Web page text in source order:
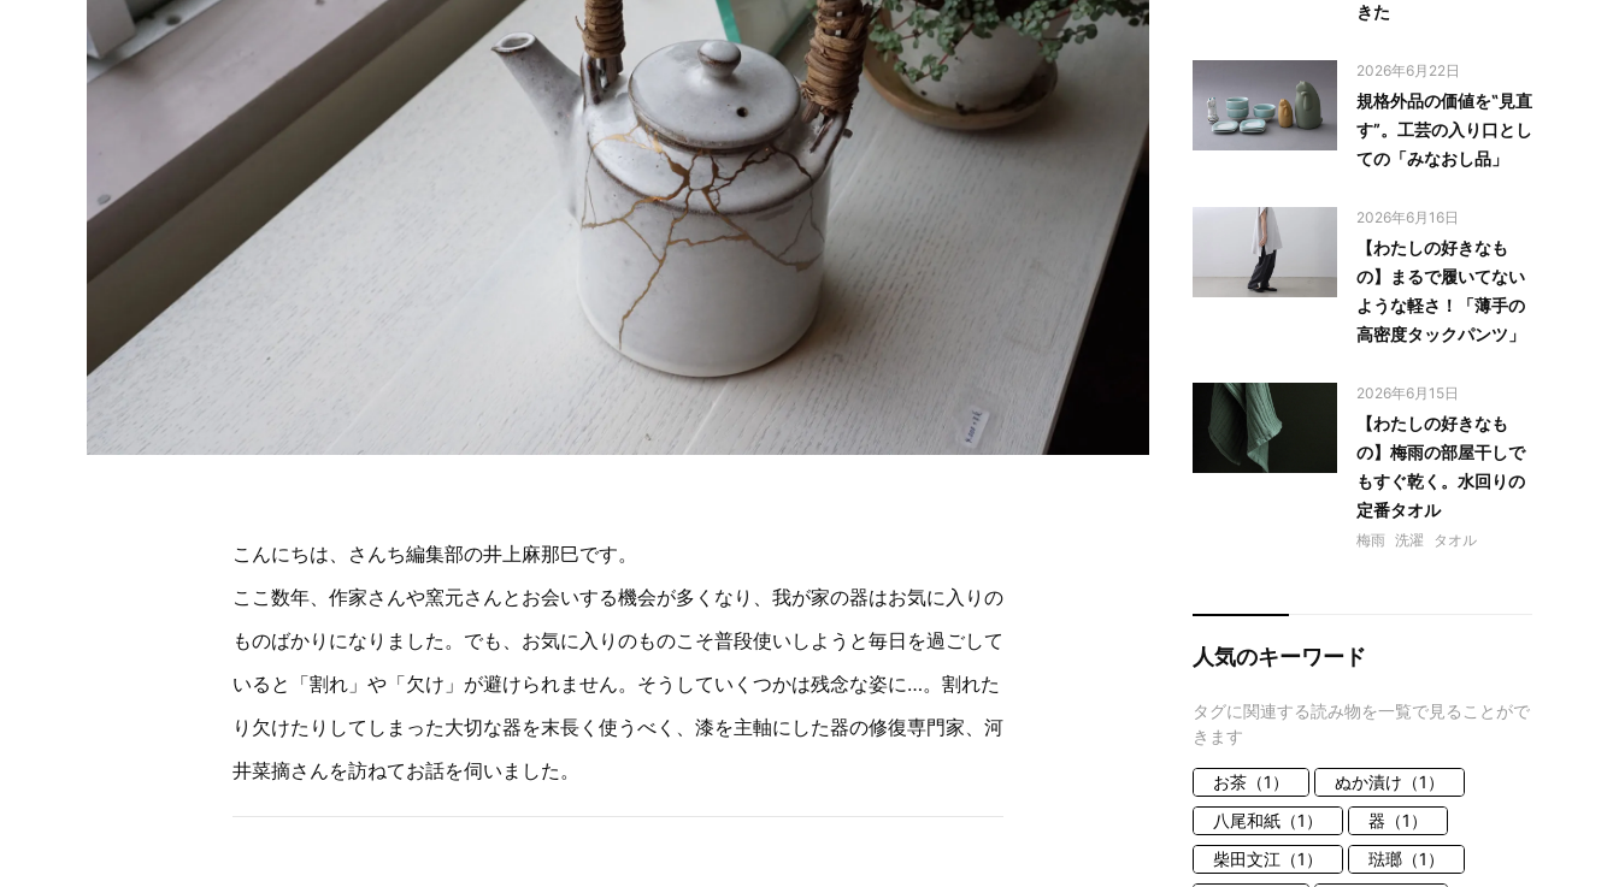
こんにちは、さんち編集部の井上麻那巳です。
ここ数年、作家さんや窯元さんとお会いする機会が多くなり、我が家の器はお気に入りの
ものばかりになりました。でも、お気に入りのものこそ普段使いしようと毎日を過ごして
いると「割れ」や「欠け」が避けられません。そうしていくつかは残念な姿に…。割れた
り欠けたりしてしまった大切な器を末長く使うべく、漆を主軸にした器の修復専門家、河
井菜摘さんを訪ねてお話を伺いました。
きた
2026年6月22日
規格外品の価値を‟見直
す”。工芸の入り口とし
ての「みなおし品」
2026年6月16日
【わたしの好きなも
の】まるで履いてない
ような軽さ！「薄手の
高密度タックパンツ」
2026年6月15日
【わたしの好きなも
の】梅雨の部屋干しで
もすぐ乾く。水回りの
定番タオル
梅雨 洗濯 タオル
人気のキーワード
タグに関連する読み物を一覧で見ることがで
きます
お茶（1）
ぬか漬け（1）
八尾和紙（1）
器（1）
柴田文江（1）
琺瑯（1）